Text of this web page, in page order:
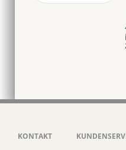
KONTAKT